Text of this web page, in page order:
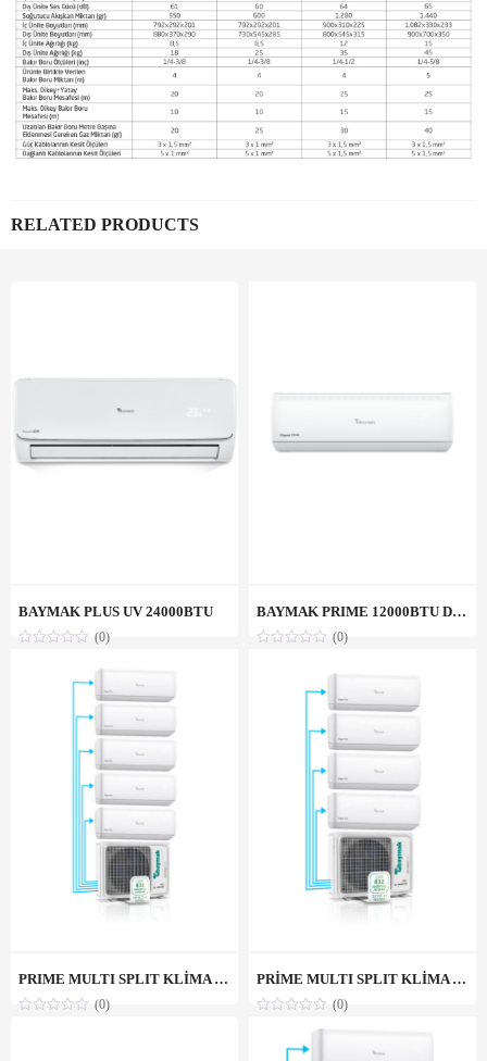
RELATED PRODUCTS
BAYMAK PLUS UV 24000BTU
(0)
BAYMAK PRIME 12000BTU DUVAR TİPİ SPLIT KLİMA
(0)
PRIME MULTI SPLIT KLİMA 1X5
(0)
PRİME MULTI SPLIT KLİMA 1X4
(0)